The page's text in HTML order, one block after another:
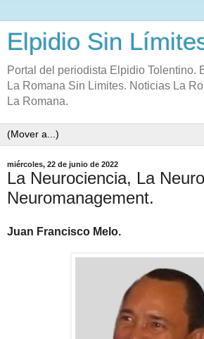
Elpidio Sin
Portal del periodista Elpidio Tolentino.
La Romana Sin Limites. Noticias La
La Romana.
miércoles, 22 de junio de 2022
La Neurociencia, La
Neuromanagement.
Juan Francisco Melo.